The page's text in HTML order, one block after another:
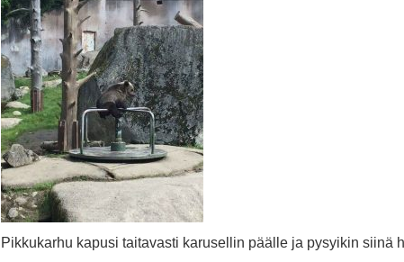
Pikkukarhu kapusi taitavasti karusellin päälle ja pysyikin siinä